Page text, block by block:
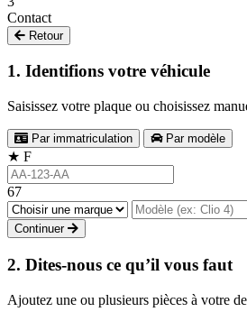
Contact
Retour
1. Identifions votre véhicule
Saisissez votre plaque ou choisissez
Par immatriculation Par modèle
★ F
67
Continuer
2. Dites-nous ce qu’il vous faut
Ajoutez une ou plusieurs pièces à votre